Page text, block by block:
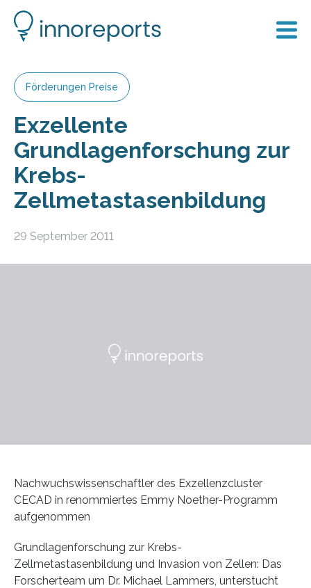
Förderungen Preise
Exzellente
Grundlagenforschung zur
Krebs-
Zellmetastasenbildung
29 September 2011
Nachwuchswissenschaftler des Exzellenzcluster
CECAD in renommiertes Emmy Noether-Programm
aufgenommen
Grundlagenforschung zur Krebs-
Zellmetastasenbildung und Invasion von Zellen: Das
Forscherteam um Dr. Michael Lammers, unterstucht